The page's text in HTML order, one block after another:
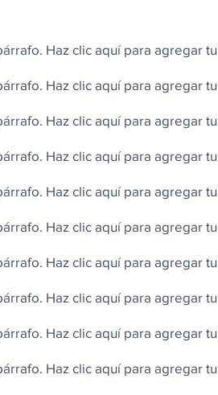
Haz clic aquí para agregar
Haz clic aquí para agregar
Haz clic aquí para agregar
Haz clic aquí para agregar
Haz clic aquí para agregar
Haz clic aquí para agregar
Haz clic aquí para agregar
Haz clic aquí para agregar
Haz clic aquí para agregar
Haz clic aquí para agregar